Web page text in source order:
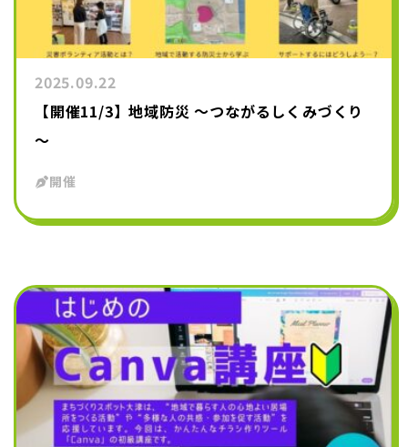
2025.09.22
【開催11/3】地域防災 ～つながるしくみづくり
～
開催